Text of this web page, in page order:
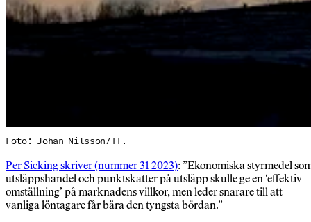
Foto: Johan Nilsson/TT.
Per Sicking skriver (nummer 31 2023): ”Ekonomiska styrmedel
utsläppshandel och punktskatter på utsläpp skulle ge en ‘effektiv
omställning’ på marknadens villkor, men leder snarare till att
vanliga löntagare får bära den tyngsta bördan.”